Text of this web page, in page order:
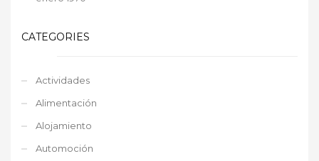
CATEGORIES
Actividades
Alimentación
Alojamiento
Automoción